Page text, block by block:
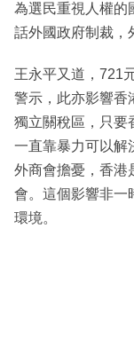
為選民重視人權的
話外國政府制裁，
王永平又道，721
警示，此亦影響香
獨立關稅區，只要
一直靠暴力可以解
外商會擔憂，香港
會。這個影響非一
環境。